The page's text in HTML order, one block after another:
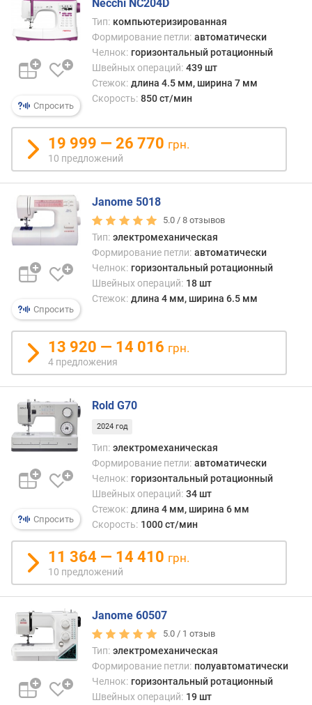
с
т
р
ч
е
(
)
к
о
л
и
ч
с
т
о
п
е
т
е
л
ь
(
ш
т
м
к
с
м
а
я
д
л
и
Спросить
Necchi NC204D
Тип: компьютеризированная
Формирование петли: автоматически
Челнок: горизонтальный ротационный
Швейных операций: 439 шт
Стежок: длина 4.5 мм, ширина 7 мм
Скорость: 850 ст/мин
19 999 — 26 770 грн.
10 предложений
Спросить
Janome 5018
5.0 /8 отзывов
Тип: электромеханическая
Формирование петли: автоматически
Челнок: горизонтальный ротационный
Швейных операций: 18 шт
Стежок: длина 4 мм, ширина 6.5 мм
13 920 — 14 016 грн.
4 предложения
Спросить
Rold G70
2024 год
Тип: электромеханическая
Формирование петли: автоматически
Челнок: горизонтальный ротационный
Швейных операций: 34 шт
Стежок: длина 4 мм, ширина 6 мм
Скорость: 1000 ст/мин
11 364 — 14 410 грн.
10 предложений
Janome 60507
5.0 / 1 отзыв
Тип: электромеханическая
Формирование петли: полуавтоматически
Челнок: горизонтальный ротационный
Швейных операций: 19 шт